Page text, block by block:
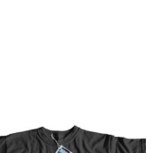
Rango
de
Este